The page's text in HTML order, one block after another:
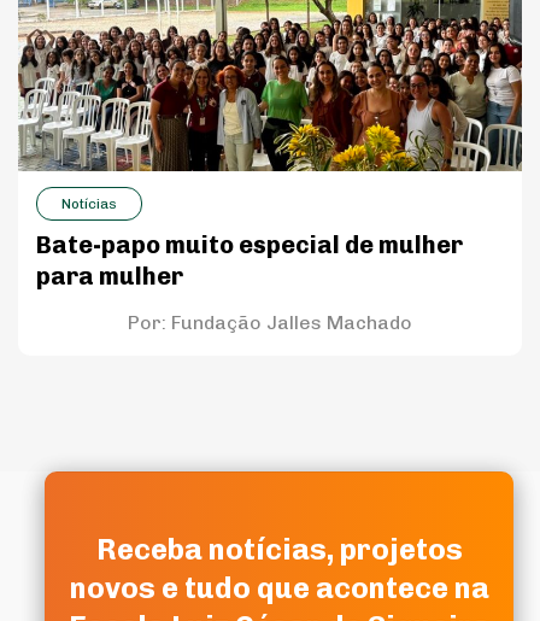
Notícias
Bate-papo muito especial de mulher
para mulher
Por: Fundação Jalles Machado
Receba notícias, projetos
novos e tudo que acontece na
Receba notícias, projetos
novos e tudo que acontece na